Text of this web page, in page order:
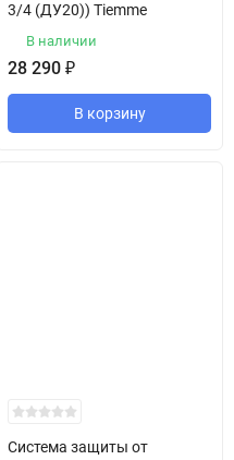
3/4 (ДУ20)) Tiemme
В наличии
28 290 ₽
В корзину
Система защиты от